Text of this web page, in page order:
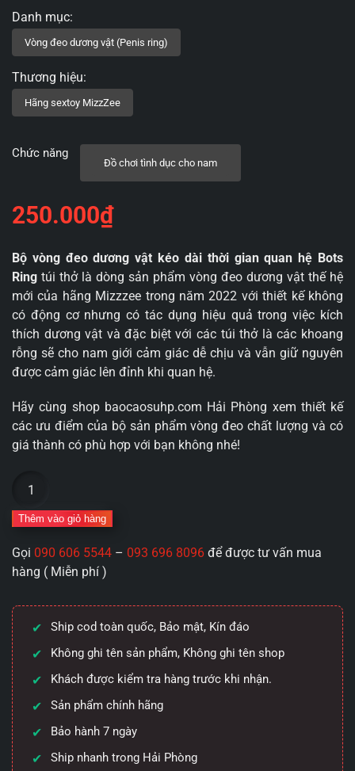
Chức năng
Đồ chơi tình dục cho nam
250.000₫
Bộ vòng đeo dương vật kéo dài thời gian quan hệ Bots
Ring túi thở là dòng sản phẩm vòng đeo dương vật thế hệ
mới của hãng Mizzzee trong năm 2022 với thiết kế không
có động cơ nhưng có tác dụng hiệu quả trong việc kích
thích dương vật và đặc biệt với các túi thở là các khoang
rỗng sẽ cho nam giới cảm giác dễ chịu và vẫn giữ nguyên
được cảm giác lên đỉnh khi quan hệ.
Hãy cùng shop baocaosuhp.com Hải Phòng xem thiết kế
các ưu điểm của bộ sản phẩm vòng đeo chất lượng và có
giá thành có phù hợp với bạn không nhé!
vòng
đeo
vật
kéo
thời
gian
quan
hệ
Bots
Ring
túi
thở
Thêm vào giỏ hàng
Gọi 090 606 5544 – 093 696 8096 để được tư vấn mua
hàng ( Miễn phí )
Ship cod toàn quốc, Bảo mật, Kín đáo
Không ghi tên sản phẩm, Không ghi tên shop
Khách được kiểm tra hàng trước khi nhận.
Sản phẩm chính hãng
Bảo hành 7 ngày
Ship nhanh trong Hải Phòng